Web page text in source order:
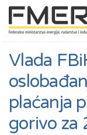
Vlada
plaćanja
gorivo za